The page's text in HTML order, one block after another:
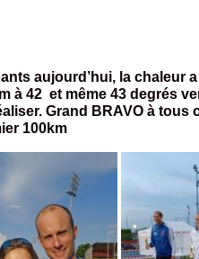
aujourd’hui, la chaleur
à 42 et même 43 degrés
Grand BRAVO à tous
100km